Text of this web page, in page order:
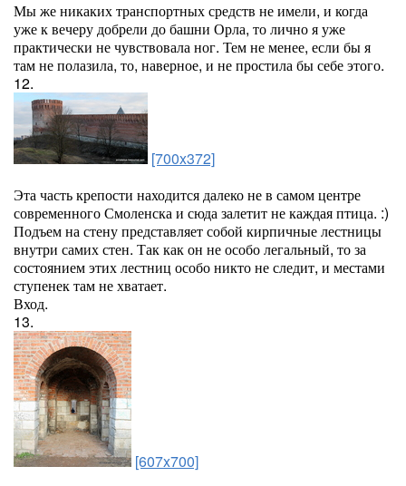
Мы же никаких транспортных средств не имели, и когда
уже к вечеру добрели до башни Орла, то лично я уже
практически не чувствовала ног. Тем не менее, если бы я
там не полазила, то, наверное, и не простила бы себе этого.
12.
[700x372]
Эта часть крепости находится далеко не в самом центре
современного Смоленска и сюда залетит не каждая птица. :)
Подъем на стену представляет собой кирпичные лестницы
внутри самих стен. Так как он не особо легальный, то за
состоянием этих лестниц особо никто не следит, и местами
ступенек там не хватает.
Вход.
13.
[607x700]